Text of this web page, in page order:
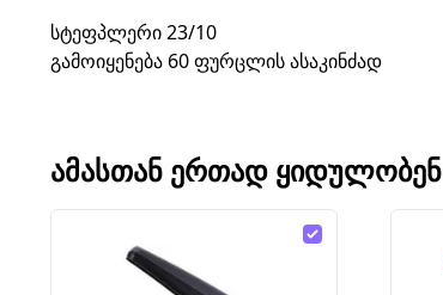
სტეფპლერი 23/10
გამოიყენება 60 ფურცლის ასაკინძად
ᲐᲛᲐᲡᲗᲐᲜ ᲔᲠᲗᲐᲓ ᲧᲘᲓᲣᲚᲝᲑᲔᲜ